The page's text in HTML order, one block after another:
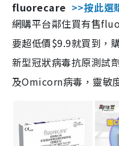
fluorecare >>按此選
網購平台鄰住買有售
要超低價$9.9就買到，
新型冠狀病毒抗原測試
及Omicorn病毒，靈敏